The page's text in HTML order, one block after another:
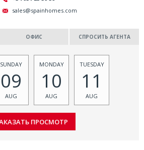
sales@spainhomes.com
ОФИС СПРОСИТЬ АГЕНТА
SUNDAY
09
AUG
MONDAY
10
AUG
TUESDAY
11
AUG